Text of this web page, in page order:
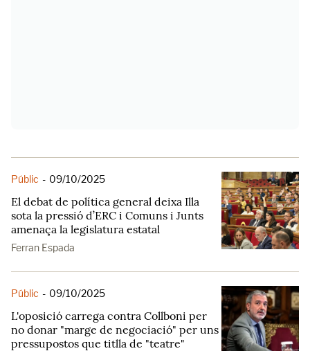
Públic - 09/10/2025
El debat de política general deixa Illa
sota la pressió d’ERC i Comuns i Junts
amenaça la legislatura estatal
Ferran Espada
Públic - 09/10/2025
L'oposició carrega contra Collboni per
no donar "marge de negociació" per uns
pressupostos que titlla de "teatre"